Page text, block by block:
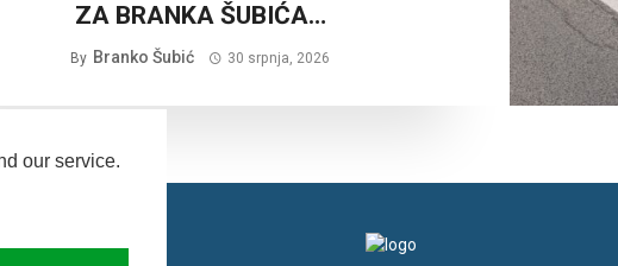
our service.
ZA BRANKA ŠUBIĆA…
By Branko Šubić 30 srpnja, 2026